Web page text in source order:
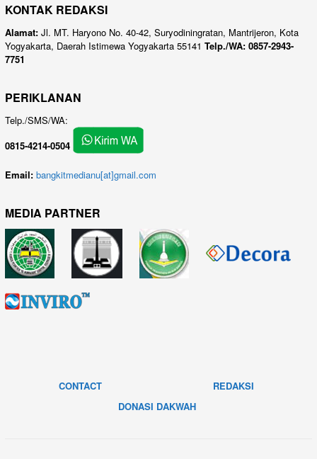
KONTAK REDAKSI
Alamat: Jl. MT. Haryono No. 40-42, Suryodiningratan, Mantrijeron, Kota
Yogyakarta, Daerah Istimewa Yogyakarta 55141 Telp./WA: 0857-2943-
7751
PERIKLANAN
Telp./SMS/WA:
0815-4214-0504
Email: bangkitmedianu[at]gmail.com
MEDIA PARTNER
CONTACT
REDAKSI
DONASI DAKWAH